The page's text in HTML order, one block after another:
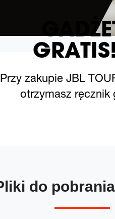
Przy zakupie JBL
otrzymasz ręcznik
do